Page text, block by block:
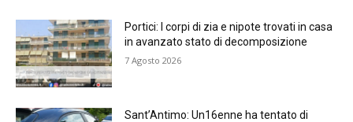
Portici: I corpi di zia e nipote trovati in casa
in avanzato stato di decomposizione
7 Agosto 2026
Sant’Antimo: Un16enne ha tentato di